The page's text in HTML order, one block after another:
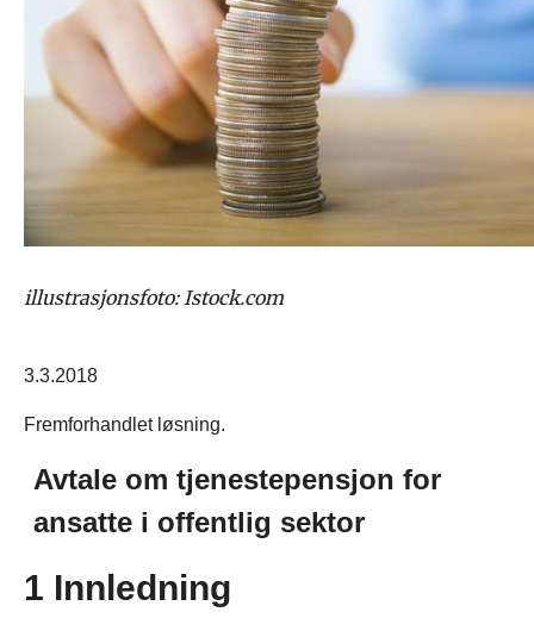
illustrasjonsfoto: Istock.com
3.3.2018
Fremforhandlet løsning.
Avtale om tjenestepensjon for
ansatte i offentlig sektor
1 Innledning